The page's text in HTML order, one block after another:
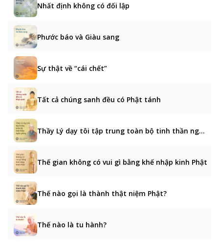
Nhất định không có đối lập
Phước báo và Giàu sang
Sự thật về “cái chết”
Tất cả chúng sanh đều có Phật tánh
Thầy Lý dạy tôi tập trung toàn bộ tinh thần nghe giảng
Thế gian không có vui gì bằng khế nhập kinh Phật
Thế nào gọi là thành thật niệm Phật?
Thế nào là tu hành?